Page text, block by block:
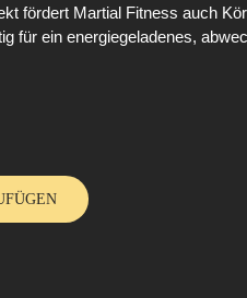
fördert Martial Fitness auch
für ein energiegeladenes,